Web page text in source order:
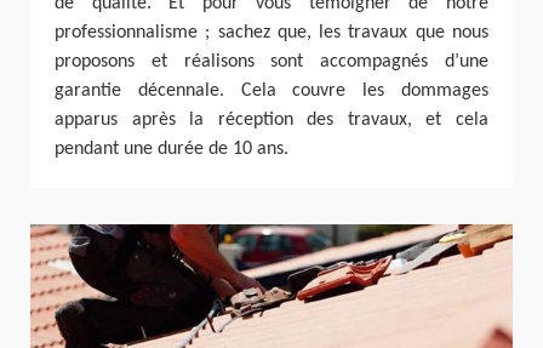
professionnalisme ; sachez que, les travaux que nous
proposons et réalisons sont accompagnés d’une
garantie décennale. Cela couvre les dommages
apparus après la réception des travaux, et cela
pendant une durée de 10 ans.